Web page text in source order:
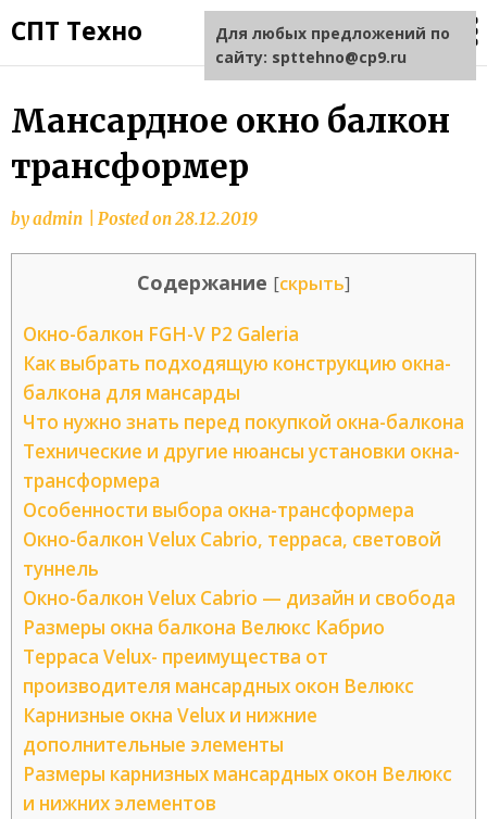
СПТ Техно
Мансардное окно балкон
трансформер
byadmin Posted on28.12.2019
Содержание [скрыть]
Окно-балкон FGH-V P2 Galeria
Как выбрать подходящую конструкцию окна-
балкона для мансарды
Что нужно знать перед покупкой окна-балкона
Технические и другие нюансы установки окна-
трансформера
Особенности выбора окна-трансформера
Окно-балкон Velux Cabrio, терраса, световой
туннель
Окно-балкон Velux Cabrio — дизайн и свобода
Размеры окна балкона Велюкс Кабрио
Терраса Velux- преимущества от
производителя мансардных окон Велюкс
Карнизные окна Velux и нижние
дополнительные элементы
Размеры карнизных мансардных окон Велюкс
и нижних элементов
Для любых предложений по
сайту: spttehno@cp9.ru